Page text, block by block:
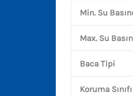
Min. Su
Max. Su
Baca Tipi
Koruma Sınıfı